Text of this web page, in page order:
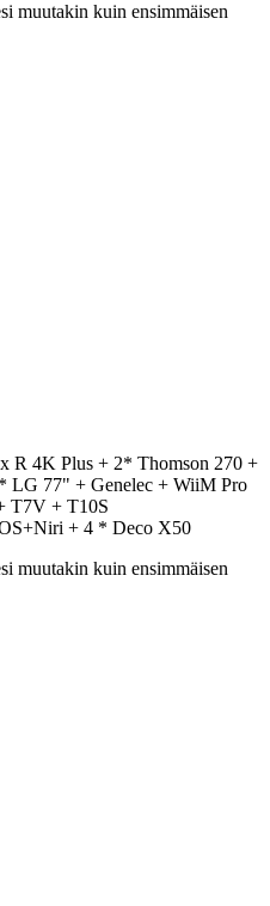
muutakin kuin ensimmäisen
R 4K Plus + 2* Thomson 270 +
LG 77" + Genelec + WiiM Pro
T7V + T10S
+ 4 * Deco X50
muutakin kuin ensimmäisen